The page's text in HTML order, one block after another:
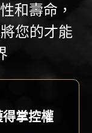
和壽命，
您的才能
掌控權